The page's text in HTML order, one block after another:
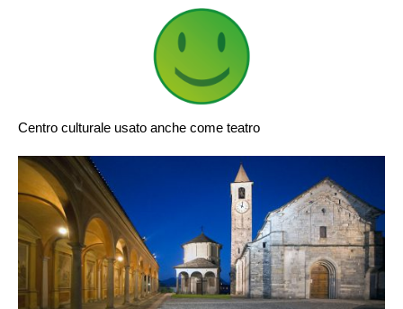
Centro culturale usato anche come teatro